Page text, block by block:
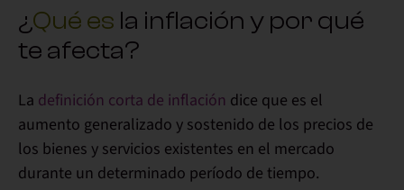
¿Qué es la inflación y por qué
te afecta?
La definición corta de inflación dice que es el
aumento generalizado y sostenido de los precios de
los bienes y servicios existentes en el mercado
durante un determinado período de tiempo.